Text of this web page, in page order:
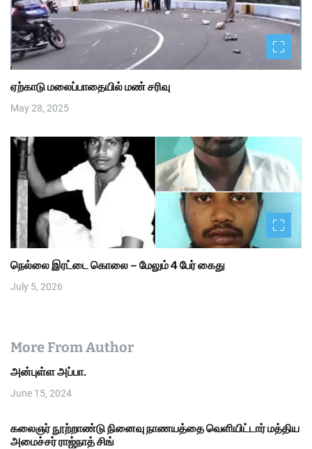
ஏற்காடு மலைப்பாதையில் மண் சரிவு
May 28, 2025
நெல்லை இரட்டை கொலை – மேலும் 4 பேர் கைது
July 5, 2026
More From Author
அன்புள்ள அப்பா.
June 15, 2024
கலைஞர் நூற்றாண்டு நினைவு நாணயத்தை வெளியிட்டார் மத்திய
அமைச்சர் ராஜ்நாத் சிங்